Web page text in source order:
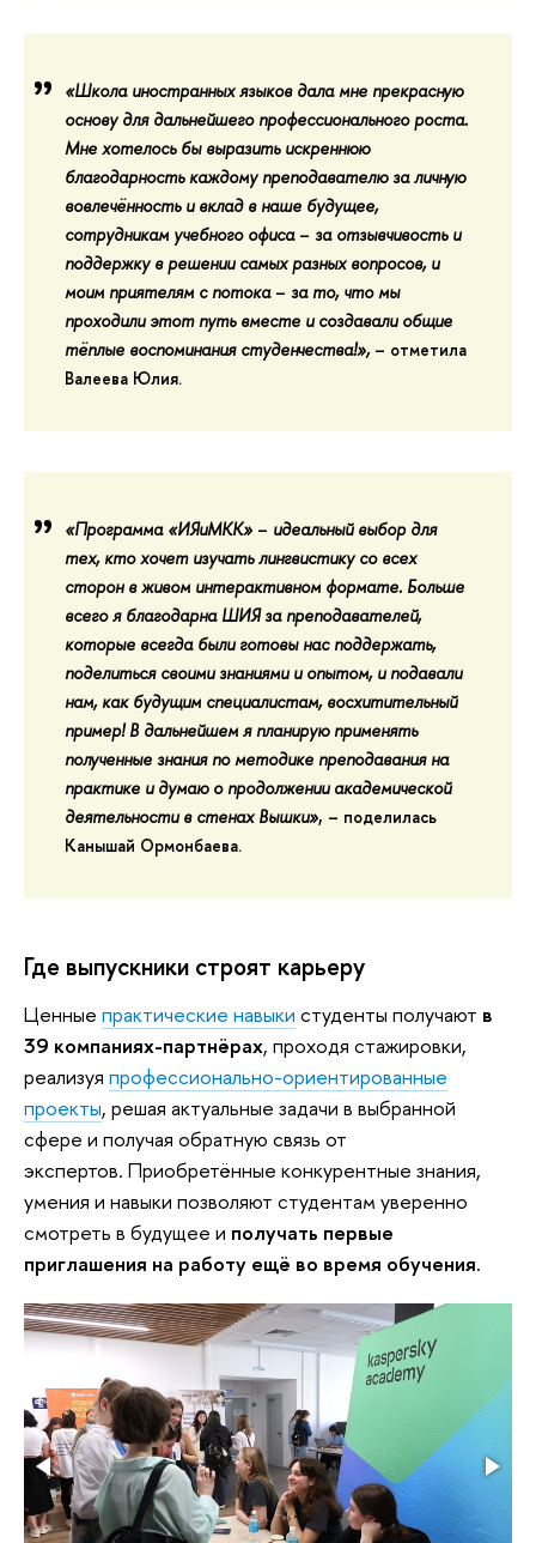
«Школа иностранных языков дала мне прекрасную
основу для дальнейшего профессионального роста.
Мне хотелось бы выразить искреннюю
благодарность каждому преподавателюза личную
вовлечённость и вклад в наше будущее,
сотрудникам учебного офиса – за отзывчивость и
поддержку в решении самых разных вопросов, и
моим приятелям с потока – за то, что мы
проходили этот путь вместе и создавали общие
тёплые воспоминания студенчества!», – отметила
Валеева Юлия.
«Программа «ИЯиМКК» – идеальный выбордля
тех, кто хочет изучать лингвистику со всех
сторон в живом интерактивном формате. Больше
всего я благодарна ШИЯ за преподавателей,
которые всегда были готовы нас поддержать,
поделиться своими знаниями и опытом, и подавали
нам, как будущим специалистам, восхитительный
пример!В дальнейшем я планирую применять
полученные знания по методике преподавания на
практике и думаю о продолжении академической
деятельности в стенах Вышки», – поделилась
Канышай Ормонбаева.
Где выпускники строят карьеру
Ценные практические навыки студенты получают в
39 компаниях-партнёрах, проходя стажировки,
реализуя профессионально-ориентированные
проекты, решая актуальные задачи в выбранной
сфере и получая обратную связь от
экспертов. Приобретённые конкурентные знания,
умения и навыки позволяют студентам уверенно
смотреть в будущее и получать первые
приглашения на работу ещё во время обучения.